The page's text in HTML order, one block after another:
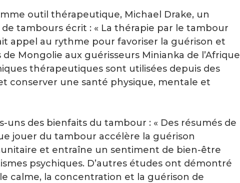
outil thérapeutique, Michael Drake, un
tambours écrit : « La thérapie par le tambour
appel au rythme pour favoriser la guérison et
de Mongolie aux guérisseurs Minianka de l’Afrique
thérapeutiques sont utilisées depuis des
conserver une santé physique, mentale et
des bienfaits du tambour : « Des résumés de
jouer du tambour accélère la guérison
et entraîne un sentiment de bien-être
psychiques. D’autres études ont démontré
calme, la concentration et la guérison de